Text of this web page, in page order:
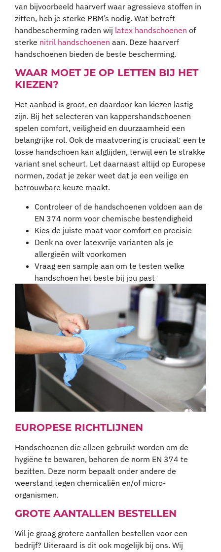
van bijvoorbeeld haarverf waar agressieve stoffen in
zitten, heb je sterke PBM’s nodig. Wat betreft
handbescherming raden wij latex handschoenen of
sterke nitril handschoenen aan. Deze haarverf
handschoenen bieden de beste bescherming.
WAAR MOET JE OP LETTEN BIJ HET
KIEZEN?
Het aanbod is groot, en daardoor kan kiezen lastig
zijn. Bij het selecteren van kappershandschoenen
spelen comfort, veiligheid en duurzaamheid een
belangrijke rol. Ook de maatvoering is cruciaal: een te
losse handschoen kan afglijden, terwijl een te strakke
variant snel scheurt. Let daarnaast altijd op Europese
normen, zodat je zeker weet dat je een veilige en
betrouwbare keuze maakt.
Controleer of de handschoenen voldoen aan de
EN 374 norm voor chemische bestendigheid
Kies de juiste maat voor comfort en precisie
Denk na over latexvrije varianten als je
allergieën wilt voorkomen
Vraag een sample aan om te testen welke
handschoen het beste bij jou past
EUROPESE RICHTLIJNEN
Handschoenen die alleen gebruikt worden om de
hygiëne te bewaren, behoren de norm EN 374 te
bezitten. Deze norm bepaalt onder andere de
weerstand tegen chemicaliën en/of micro-
organismen.
GROTE AANTALLEN BESTELLEN
Wil je graag grotere aantallen bestellen voor een
bedrijf? Uiteraard is dit ook mogelijk bij ons. Wij